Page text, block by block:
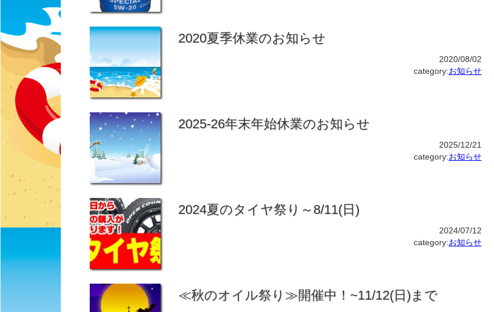
2020夏季休業のお知らせ
2020/08/02
category:お知らせ
2025-26年末年始休業のお知らせ
2025/12/21
category:お知らせ
2024夏のタイヤ祭り～8/11(日)
2024/07/12
category:お知らせ
≪秋のオイル祭り≫開催中！~11/12(日)まで